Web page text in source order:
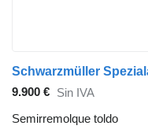
9.900 € Sin IVA
Semirremolque toldo